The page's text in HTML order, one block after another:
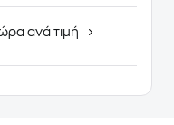
ανά τιμή